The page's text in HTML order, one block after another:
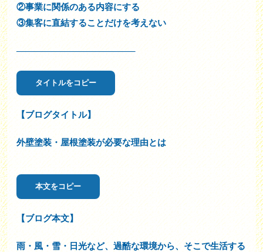
②事業に関係のある内容にする
③集客に直結することだけを考えない
—————————————–
タイトルをコピー
【ブログタイトル】
外壁塗装・屋根塗装が必要な理由とは
本文をコピー
【ブログ本文】
雨・風・雪・日光など、過酷な環境から、そこで生活する